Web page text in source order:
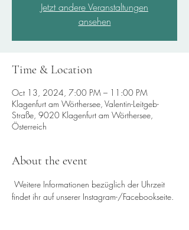
Jetzt andere Veranstaltungen
ansehen
Time & Location
Oct 13, 2024, 7:00 PM – 11:00 PM
Klagenfurt am Wörthersee, Valentin-Leitgeb-
Straße, 9020 Klagenfurt am Wörthersee,
Österreich
About the event
Weitere Informationen bezüglich der Uhrzeit
findet ihr auf unserer Instagram-/Facebookseite.